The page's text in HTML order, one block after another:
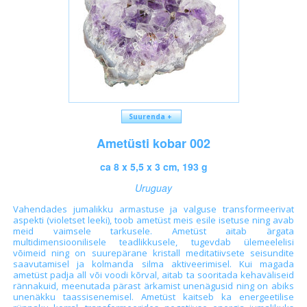
Suurenda +
Ametüsti kobar 002
ca 8 x 5,5 x 3 cm, 193 g
Uruguay
Vahendades jumalikku armastuse ja valguse transformeerivat
aspekti (violetset leeki), toob ametüst meis esile isetuse ning avab
meid vaimsele tarkusele. Ametüst aitab ärgata
multidimensioonilisele teadlikkusele, tugevdab ülemeelelisi
võimeid ning on suurepärane kristall meditatiivsete seisundite
saavutamisel ja kolmanda silma aktiveerimisel. Kui magada
ametüst padja all või voodi kõrval, aitab ta sooritada kehaväliseid
rännakuid, meenutada pärast ärkamist unenägusid ning on abiks
unenäkku taassisenemisel. Ametüst kaitseb ka energeetilise